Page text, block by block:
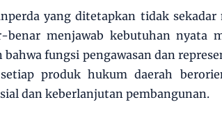
yang ditetapkan tidak sekadar
menjawab kebutuhan nyata
fungsi pengawasan dan
produk hukum daerah
dan keberlanjutan pembangunan.